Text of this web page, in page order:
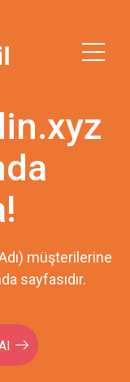
müşterilerine
sayfasıdır.